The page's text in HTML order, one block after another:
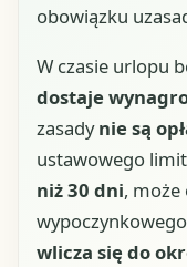
obowiązku
W czasie urlopu
dostaje
zasadynie są
ustawowego
niż 30 dni,
wlicza się do